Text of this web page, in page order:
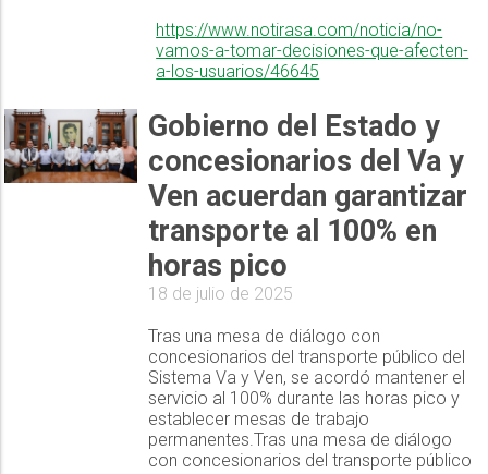
https://www.notirasa.com/noticia/no-
vamos-a-tomar-decisiones-que-afecten-
a-los-usuarios/46645
Gobierno del Estado y
concesionarios del Va y
Ven acuerdan garantizar
transporte al 100% en
horas pico
18 de julio de 2025
Tras una mesa de diálogo con
concesionarios del transporte público del
Sistema Va y Ven, se acordó mantener el
servicio al 100% durante las horas pico y
establecer mesas de trabajo
permanentes.Tras una mesa de diálogo
con concesionarios del transporte público